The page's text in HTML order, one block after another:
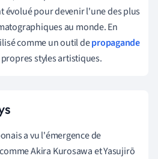
évolué pour devenir l'une des plus
au monde. En
comme un outil depropagande
styles artistiques.
a vu l'émergence de
Akira Kurosawa et Yasujirō